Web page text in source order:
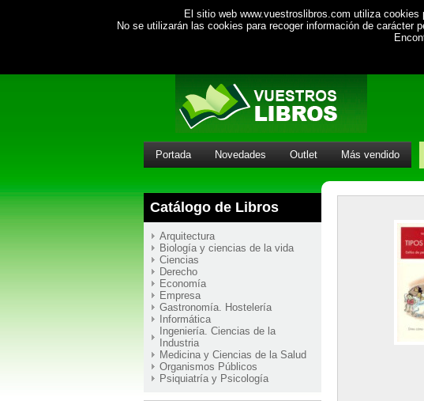
El sitio web www.vuestroslibros.com utiliza
No se utilizarán las cookies para recoger información de carácter
Portada Novedades Outlet Más vendido
Catálogo de Libros
Arquitectura
Biología y ciencias de la vida
Ciencias
Derecho
Economía
Empresa
Gastronomía. Hostelería
Informática
Ingeniería. Ciencias de la
Industria
Medicina y Ciencias de la Salud
Organismos Públicos
Psiquiatría y Psicología